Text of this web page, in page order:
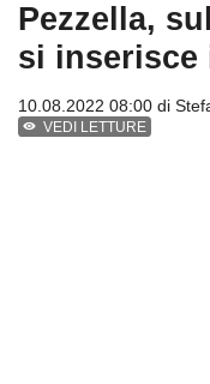
Pezzella,
si inserisce
10.08.2022 08:00 di
VEDI LETTURE